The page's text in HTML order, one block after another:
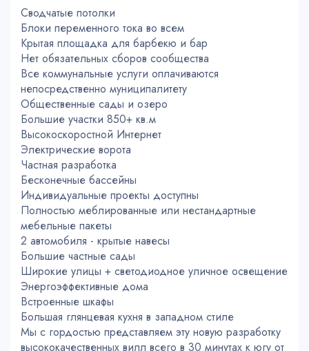
Сводчатые потолки
Блоки переменного тока во всем
Крытая площадка для барбекю и бар
Нет обязательных сборов сообщества
Все коммунальные услуги оплачиваются
непосредственно муниципалитету
Общественные сады и озеро
Большие участки 850+ кв.м
Высокоскоростной Интернет
Электрические ворота
Частная разработка
Бесконечные бассейны
Индивидуальные проекты доступны
Полностью меблированные или нестандартные
мебельные пакеты
2 автомобиля - крытые навесы
Большие частные сады
Широкие улицы + светодиодное уличное освещение
Энергоэффективные дома
Встроенные шкафы
Большая глянцевая кухня в западном стиле
Мы с гордостью представляем эту новую разработку
высококачественных вилл всего в 30 минутах к югу от